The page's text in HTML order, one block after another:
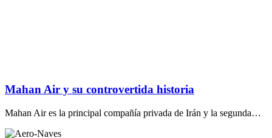
Mahan Air y su controvertida historia
Mahan Air es la principal compañía privada de Irán y la segunda…